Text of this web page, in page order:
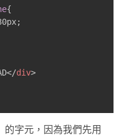
{
;
</div>
的字元，因為我們先用